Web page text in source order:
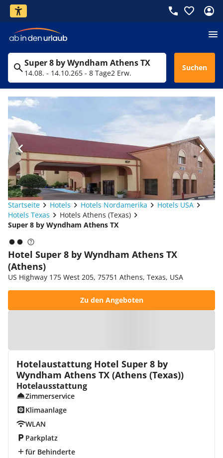
Super 8 by Wyndham Athens TX
14.08. - 14.10.265 - 8 Tage2 Erw.
Suchen
Startseite Hotels Hotels Nordamerika
Hotels USA
Hotels Texas
Hotels Athens (Texas)
Super 8 by Wyndham Athens TX
Hotel Super 8 by Wyndham Athens TX
(Athens)
US Highway 175 West 205, 75751 Athens, Texas, USA
Zu den Angeboten
Hotelaustattung Hotel Super 8 by
Wyndham Athens TX (Athens (Texas))
Hotelausstattung
Zimmerservice
Klimaanlage
WLAN
Parkplatz
für Behinderte